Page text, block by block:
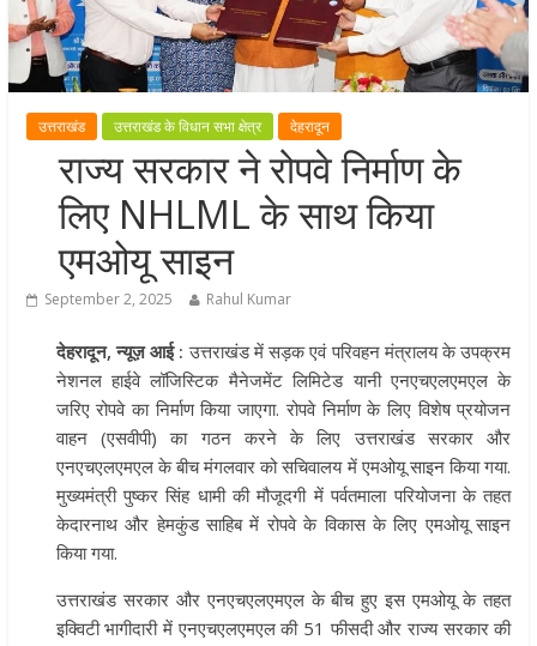
धर्मनगरी हरिद्वार में कांवड़ यात्रा के दौरान
मंगलवार को आस्था, सेवा और संस्कृति का
अद्भुत संगम देखने को मिला
मुख्यमंत्री ने स्वास्थ्य सेवा शिविर का किया
शुभारंभ, श्रद्धालुओं को अपने हाथों से
भोजन
मुख्यमंत्री पुष्कर सिंह धामी ने
जानकारी
उत्तराखंड उत्तराखंड के विधान सभा क्षेत्र देहरादून
राज्य सरकार ने रोपवे निर्माण के
लिए NHLML के साथ किया
एमओयू साइन
September 2, 2025 Rahul Kumar
देहरादून, न्यूज़ आई : उत्तराखंड में सड़क एवं परिवहन मंत्रालय के उपक्रम
नेशनल हाईवे लॉजिस्टिक मैनेजमेंट लिमिटेड यानी एनएचएलएमएल के
जरिए रोपवे का निर्माण किया जाएगा. रोपवे निर्माण के लिए विशेष प्रयोजन
वाहन (एसवीपी) का गठन करने के लिए उत्तराखंड सरकार और
एनएचएलएमएल के बीच मंगलवार को सचिवालय में एमओयू साइन किया गया.
मुख्यमंत्री पुष्कर सिंह धामी की मौजूदगी में पर्वतमाला परियोजना के तहत
केदारनाथ और हेमकुंड साहिब में रोपवे के विकास के लिए एमओयू साइन
किया गया.
उत्तराखंड सरकार और एनएचएलएमएल के बीच हुए इस एमओयू के तहत
इक्विटी भागीदारी में एनएचएलएमएल की 51 फीसदी और राज्य सरकार की